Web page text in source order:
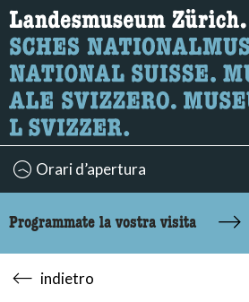
Ricerca
Qui è possibile cercare i contenuti
Orari d’apertura
Programmate la vostra visita
indietro